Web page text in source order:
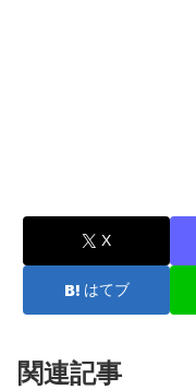
X
はてブ
関連記事